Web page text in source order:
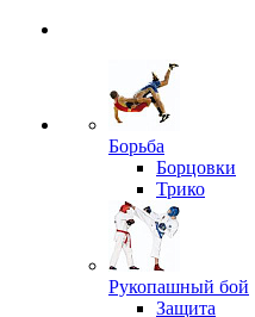
Борьба
Борцовки
Трико
Рукопашный бой
Защита